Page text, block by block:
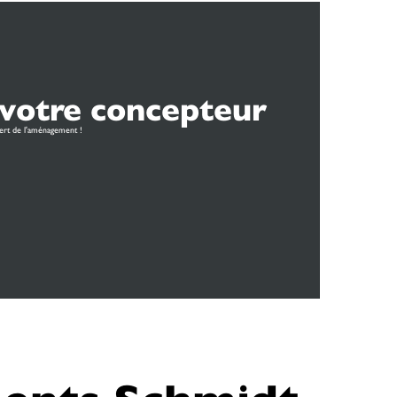
concepteur
de l'aménagement !